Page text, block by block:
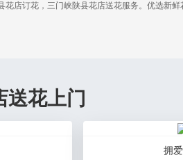
花店订花，三门峡陕县花店送花服务。优选新
送花上门
拥